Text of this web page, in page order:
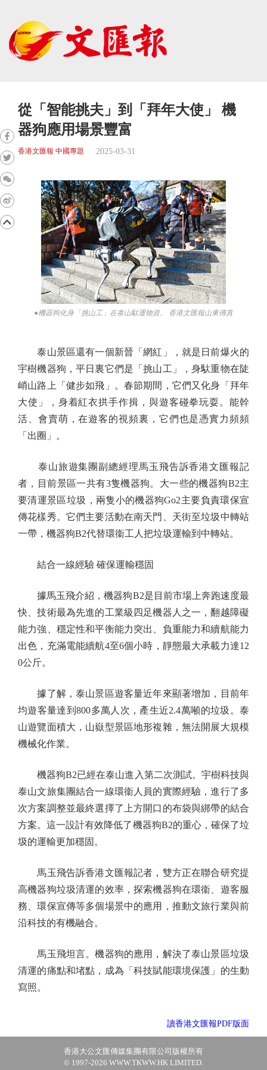
從「智能挑夫」到「拜年大使」 機
器狗應用場景豐富
香港文匯報 中國專題 2025-03-31
●機器狗化身「挑山工」在泰山馱運物資。 香港文匯報山東傳真
泰山景區還有一個新晉「網紅」，就是日前爆火的
宇樹機器狗，平日裏它們是「挑山工」，身馱重物在陡
峭山路上「健步如飛」。春節期間，它們又化身「拜年
大使」，身着紅衣拱手作揖，與遊客碰拳玩耍。能幹
活、會賣萌，在遊客的視頻裏，它們也是憑實力頻頻
「出圈」。
泰山旅遊集團副總經理馬玉飛告訴香港文匯報記
者，目前景區一共有3隻機器狗。大一些的機器狗B2主
要清運景區垃圾，兩隻小的機器狗Go2主要負責環保宣
傳花樣秀。它們主要活動在南天門、天街至垃圾中轉站
一帶，機器狗B2代替環衞工人把垃圾運輸到中轉站。
結合一線經驗 確保運輸穩固
據馬玉飛介紹，機器狗B2是目前市場上奔跑速度最
快、技術最為先進的工業級四足機器人之一，翻越障礙
能力強、穩定性和平衡能力突出、負重能力和續航能力
出色，充滿電能續航4至6個小時，靜態最大承載力達12
0公斤。
據了解，泰山景區遊客量近年來顯著增加，目前年
均遊客量達到800多萬人次，產生近2.4萬噸的垃圾。泰
山遊覽面積大，山嶽型景區地形複雜，無法開展大規模
機械化作業。
機器狗B2已經在泰山進入第二次測試。宇樹科技與
泰山文旅集團結合一線環衞人員的實際經驗，進行了多
次方案調整並最終選擇了上方開口的布袋與綁帶的結合
方案。這一設計有效降低了機器狗B2的重心，確保了垃
圾的運輸更加穩固。
馬玉飛告訴香港文匯報記者，雙方正在聯合研究提
高機器狗垃圾清運的效率，探索機器狗在環衞、遊客服
務、環保宣傳等多個場景中的應用，推動文旅行業與前
沿科技的有機融合。
馬玉飛坦言。機器狗的應用，解決了泰山景區垃圾
清運的痛點和堵點，成為「科技賦能環境保護」的生動
寫照。
讀香港文匯報PDF版面
香港大公文匯傳媒集團有限公司版權所有
© 1997-2026 WWW.TKWW.HK LIMITED.